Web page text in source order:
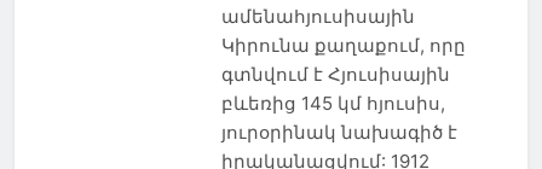
ամենահյուսիսային
Կիրունա քաղաքում, որը
գտնվում է Հյուսիսային
բևեռից 145 կմ հյուսիս,
յուրօրինակ նախագիծ է
իրականացվում: 1912